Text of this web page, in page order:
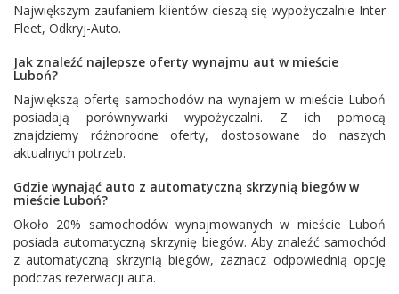
Największym zaufaniem klientów cieszą się wypożyczalnie Inter
Fleet, Odkryj-Auto.
Jak znaleźć najlepsze oferty wynajmu aut w mieście
Luboń?
Największą ofertę samochodów na wynajem w mieście Luboń
posiadają porównywarki wypożyczalni. Z ich pomocą
znajdziemy różnorodne oferty, dostosowane do naszych
aktualnych potrzeb.
Gdzie wynająć auto z automatyczną skrzynią biegów w
mieście Luboń?
Około 20% samochodów wynajmowanych w mieście Luboń
posiada automatyczną skrzynię biegów. Aby znaleźć samochód
z automatyczną skrzynią biegów, zaznacz odpowiednią opcję
podczas rezerwacji auta.